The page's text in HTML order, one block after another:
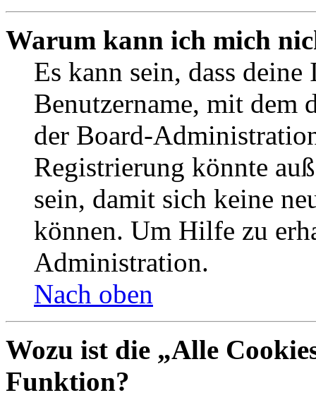
Warum kann ich mich
Es kann sein, dass
Benutzername, mit dem
der Board-
Registrierung könnte
sein, damit sich keine
können. Um Hilfe zu
Administration.
Nach oben
Wozu ist die „Alle
Funktion?